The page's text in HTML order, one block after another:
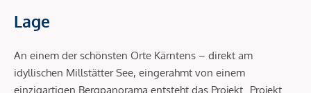
Lage
An einem der schönsten Orte Kärntens – direkt am
idyllischen Millstätter See, eingerahmt von einem
einzigartigen Bergpanorama entsteht das Projekt „Projekt